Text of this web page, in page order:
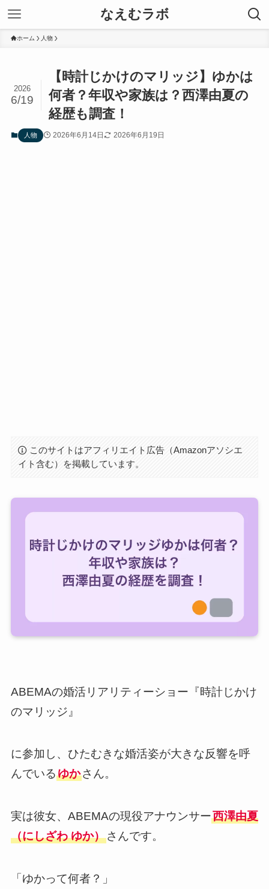
なえむラボ
ホーム 人物
【時計じかけのマリッジ】ゆかは
何者？年収や家族は？西澤由夏の
経歴も調査！
2026
6/19
人物 2026年6月14日 2026年6月19日
このサイトはアフィリエイト広告（Amazonアソシエ
イト含む）を掲載しています。
ABEMAの婚活リアリティーショー『時計じかけ
のマリッジ』
に参加し、ひたむきな婚活姿が大きな反響を呼
んでいるゆかさん。
実は彼女、ABEMAの現役アナウンサー西澤由夏
（にしざわ ゆか）さんです。
「ゆかって何者？」